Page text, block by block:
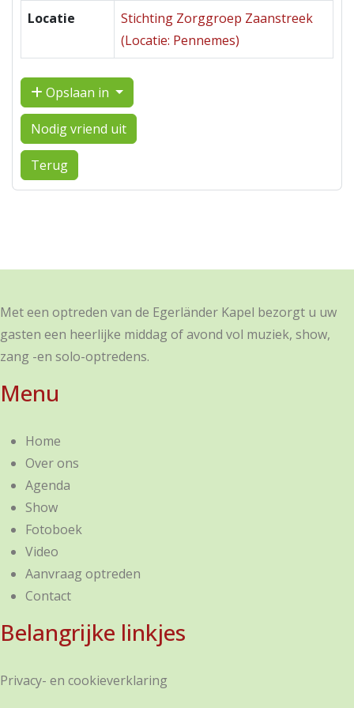
Locatie
Stichting Zorggroep Zaanstreek
(Locatie: Pennemes)
Opslaan in
Nodig vriend uit
Terug
Met een optreden van de Egerländer Kapel bezorgt u uw
gasten een heerlijke middag of avond vol muziek, show,
zang -en solo-optredens.
Menu
Home
Over ons
Agenda
Show
Fotoboek
Video
Aanvraag optreden
Contact
Belangrijke linkjes
Privacy- en cookieverklaring